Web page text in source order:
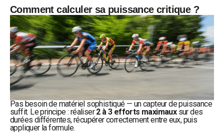
Comment calculer sa puissance critique ?
Pas besoin de matériel sophistiqué — un capteur de puissance
suffit. Le principe : réaliser2 à 3 efforts maximauxsur des
durées différentes, récupérer correctement entre eux, puis
appliquer la formule.